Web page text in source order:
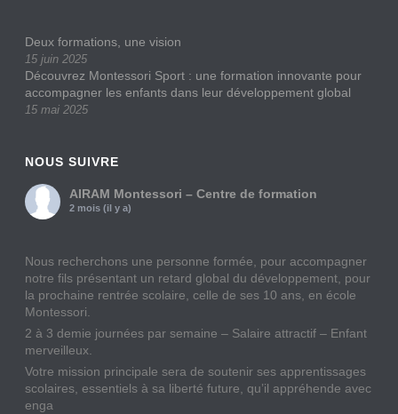
Deux formations, une vision
15 juin 2025
Découvrez Montessori Sport : une formation innovante pour
accompagner les enfants dans leur développement global
15 mai 2025
NOUS SUIVRE
AIRAM Montessori – Centre de formation
2 mois (il y a)
Nous recherchons une personne formée, pour accompagner
notre fils présentant un retard global du développement, pour
la prochaine rentrée scolaire, celle de ses 10 ans, en école
Montessori.
2 à 3 demie journées par semaine – Salaire attractif – Enfant
merveilleux.
Votre mission principale sera de soutenir ses apprentissages
scolaires, essentiels à sa liberté future, qu’il appréhende avec
enga